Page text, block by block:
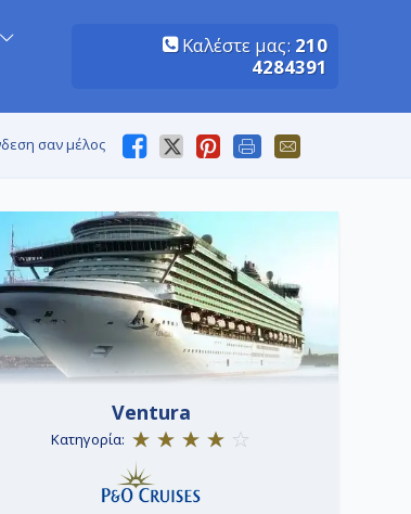
Καλέστε μας: 210
4284391
σαν μέλος
Ventura
Κατηγορία: